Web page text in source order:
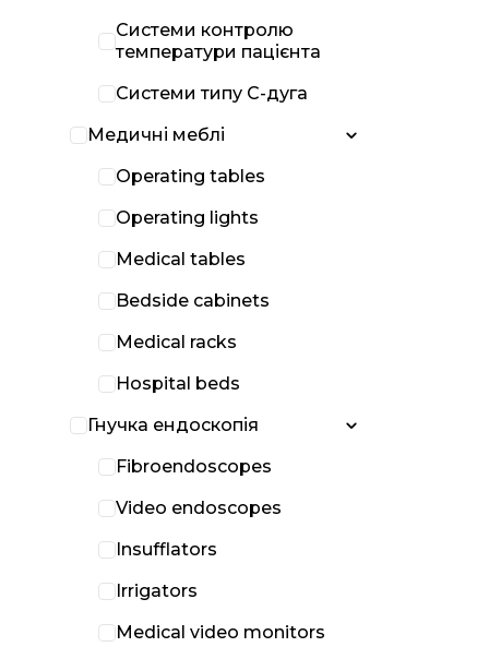
Системи контролю
температури пацієнта
Системи типу С-дуга
Медичні меблі
Operating tables
Operating lights
Medical tables
Bedside cabinets
Medical racks
Hospital beds
Гнучка ендоскопія
Fibroendoscopes
Video endoscopes
Insufflators
Irrigators
Medical video monitors